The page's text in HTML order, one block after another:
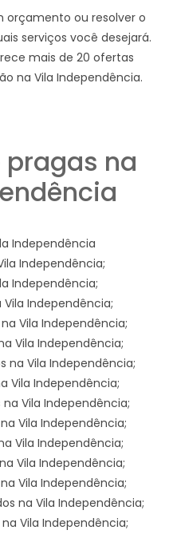
orçamento ou resolver o
serviços você desejará.
mais de 20 ofertas
na Vila Independência.
na
Independência
Independência;
Independência;
Independência;
Vila Independência;
Vila Independência;
na Vila Independência;
Vila Independência;
Vila Independência;
Vila Independência;
Vila Independência;
Vila Independência;
Vila Independência;
na Vila Independência;
Vila Independência;